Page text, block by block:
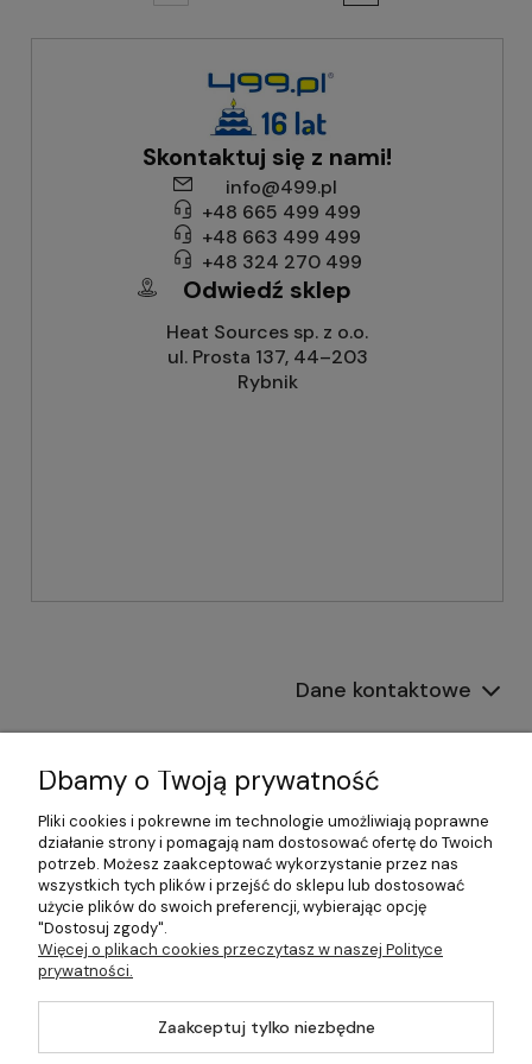
Skontaktuj się z nami!
info@499.pl
+48 665 499 499
+48 663 499 499
+48 324 270 499
Odwiedź sklep
Heat Sources sp. z o.o.
ul. Prosta 137, 44–203
Rybnik
Dane kontaktowe
Informacje
Płatności i dostawa
Pomoc
Moje konto
©2026 Wszelkie Prawa Zastrzeżone | 499.pl - najlepszy sklep z
Dbamy o Twoją prywatność
Pliki cookies i pokrewne im technologie umożliwiają poprawne
działanie strony i pomagają nam dostosować ofertę do Twoich
potrzeb. Możesz zaakceptować wykorzystanie przez nas
wszystkich tych plików i przejść do sklepu lub dostosować
użycie plików do swoich preferencji, wybierając opcję
"Dostosuj zgody".
Więcej o plikach cookies przeczytasz w naszej Polityce
prywatności.
Zaakceptuj tylko niezbędne